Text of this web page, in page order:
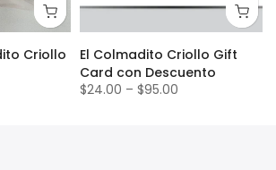
Criollo
El Colmadito Criollo Gift
Card con Descuento
$24.00 – $95.00